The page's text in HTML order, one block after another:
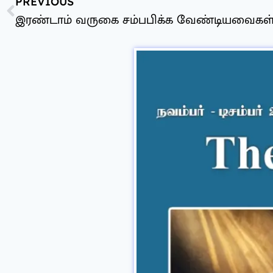
இரண்டாம் வருகை சம்பபிக்க